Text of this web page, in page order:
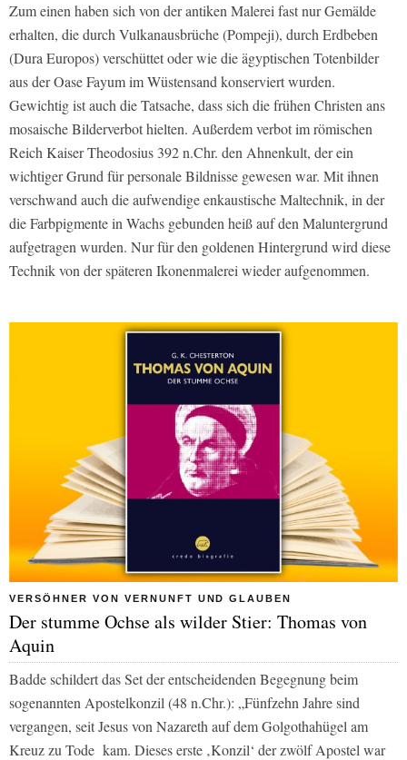
Zum einen haben sich von der antiken Malerei fast nur Gemälde
erhalten, die durch Vulkanausbrüche (Pompeji), durch Erdbeben
(Dura Europos) verschüttet oder wie die ägyptischen Totenbilder
aus der Oase Fayum im Wüstensand konserviert wurden.
Gewichtig ist auch die Tatsache, dass sich die frühen Christen ans
mosaische Bilderverbot hielten. Außerdem verbot im römischen
Reich Kaiser Theodosius 392 n.Chr. den Ahnenkult, der ein
wichtiger Grund für personale Bildnisse gewesen war. Mit ihnen
verschwand auch die aufwendige enkaustische Maltechnik, in der
die Farbpigmente in Wachs gebunden heiß auf den Maluntergrund
aufgetragen wurden. Nur für den goldenen Hintergrund wird diese
Technik von der späteren Ikonenmalerei wieder aufgenommen.
VERSÖHNER VON VERNUNFT UND GLAUBEN
Der stumme Ochse als wilder Stier: Thomas von
Aquin
Badde schildert das Set der entscheidenden Begegnung beim
sogenannten Apostelkonzil (48 n.Chr.): „Fünfzehn Jahre sind
vergangen, seit Jesus von Nazareth auf dem Golgothahügel am
Kreuz zu Tode kam. Dieses erste ‚Konzil‘ der zwölf Apostel war